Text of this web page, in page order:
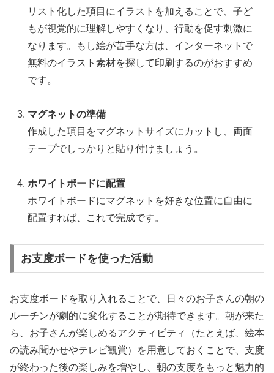
リスト化した項目にイラストを加えることで、子ど
もが視覚的に理解しやすくなり、行動を促す刺激に
なります。もし絵が苦手な方は、インターネットで
無料のイラスト素材を探して印刷するのがおすすめ
です。
マグネットの準備
作成した項目をマグネットサイズにカットし、両面
テープでしっかりと貼り付けましょう。
ホワイトボードに配置
ホワイトボードにマグネットを好きな位置に自由に
配置すれば、これで完成です。
お支度ボードを使った活動
お支度ボードを取り入れることで、日々のお子さんの朝の
ルーチンが劇的に変化することが期待できます。朝が来た
ら、お子さんが楽しめるアクティビティ（たとえば、絵本
の読み聞かせやテレビ観賞）を用意しておくことで、支度
が終わった後の楽しみを増やし、朝の支度をもっと魅力的